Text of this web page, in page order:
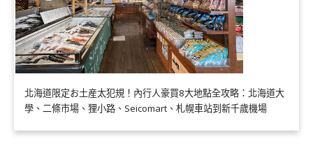
北海道限定お土産太犯規！內行人豪買8大地點全攻略：北海道大
學、二條市場、狸小路、Seicomart、札幌車站到新千歲機場